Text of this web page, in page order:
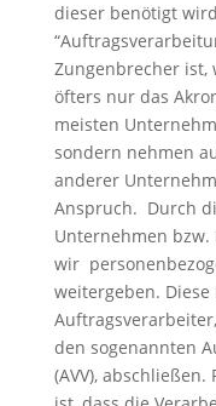
dieser benötigt
Zungenbrecher ist,
öfters nur das
meisten
sondern nehmen
anderer
Anspruch. Durch
Unternehmen bzw.
wir
weitergeben.
den sogenannten
(AVV),